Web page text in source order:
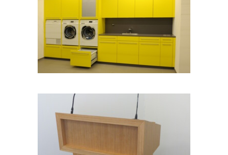
Waschküche 01
Kirchenmöbel